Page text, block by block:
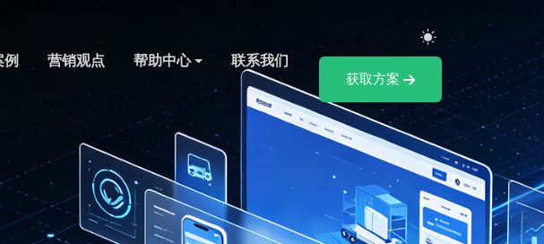
例 营销观点 帮助中心 联系我们
获取方案